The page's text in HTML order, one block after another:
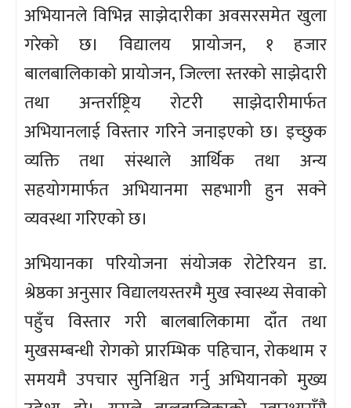
अभियानले विभिन्न साझेदारीका अवसरसमेत खुला
गरेको छ। विद्यालय प्रायोजन, १ हजार
बालबालिकाको प्रायोजन, जिल्ला स्तरको साझेदारी
तथा अन्तर्राष्ट्रिय रोटरी साझेदारीमार्फत
अभियानलाई विस्तार गरिने जनाइएको छ। इच्छुक
व्यक्ति तथा संस्थाले आर्थिक तथा अन्य
सहयोगमार्फत अभियानमा सहभागी हुन सक्ने
व्यवस्था गरिएको छ।
अभियानका परियोजना संयोजक रोटेरियन डा.
श्रेष्ठका अनुसार विद्यालयस्तरमै मुख स्वास्थ्य सेवाको
पहुँच विस्तार गरी बालबालिकामा दाँत तथा
मुखसम्बन्धी रोगको प्रारम्भिक पहिचान, रोकथाम र
समयमै उपचार सुनिश्चित गर्नु अभियानको मुख्य